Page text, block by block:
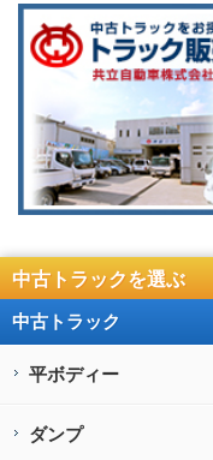
中古トラックを選ぶ
中古トラック
平ボディー
ダンプ